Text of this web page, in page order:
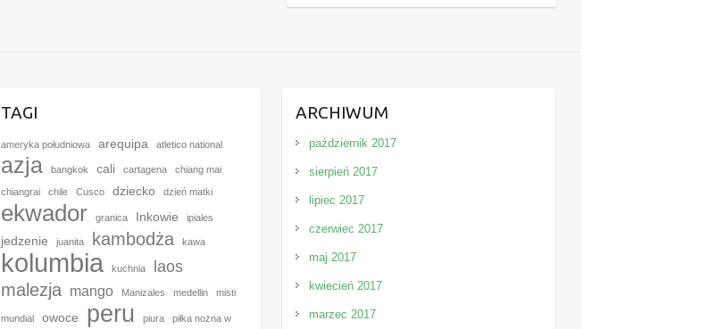
TAGI
ameryka południowa arequipa atletico national
azja bangkok cali cartagena chiang mai
chiangrai chile Cusco dziecko dzień matki
ekwador granica Inkowie ipiales
jedzenie juanita kambodża kawa
kolumbia kuchnia laos
malezja mango Manizales medellin misti
mundial owoce peru piura piłka nożna w
ARCHIWUM
październik 2017
sierpień 2017
lipiec 2017
czerwiec 2017
maj 2017
kwiecień 2017
marzec 2017